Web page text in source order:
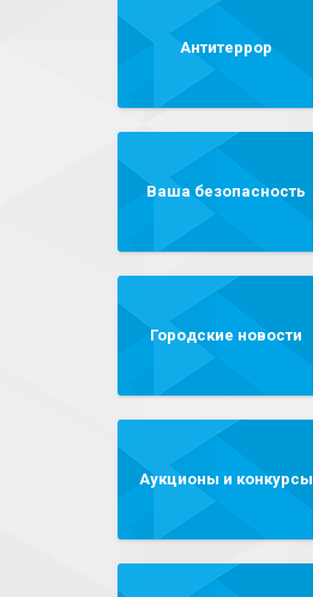
Антитеррор
Ваша безопасность
Городские новости
Аукционы и конкурсы